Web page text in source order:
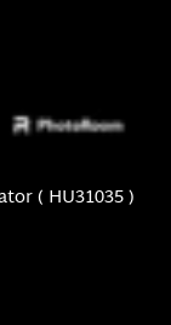
( HU31035 )